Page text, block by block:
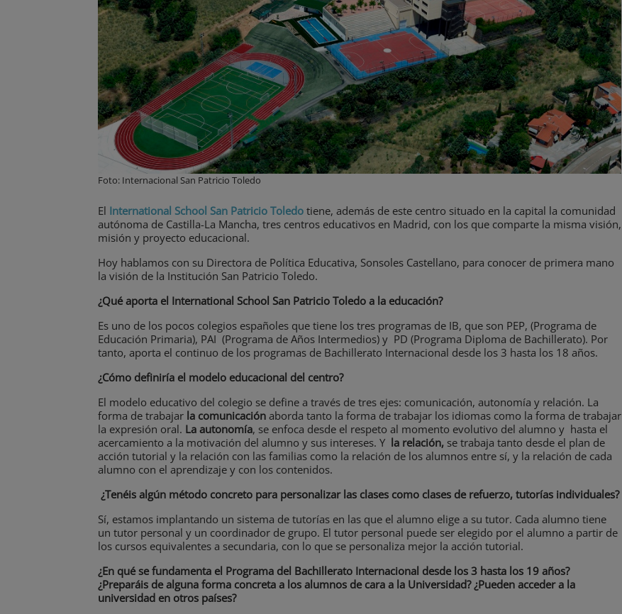
Foto: Internacional San Patricio Toledo
El International School San Patricio Toledo tiene, además de este centro situado en la capital la comunidad
autónoma de Castilla-La Mancha, tres centros educativos en Madrid, con los que comparte la misma visión,
misión y proyecto educacional.
Hoy hablamos con su Directora de Política Educativa, Sonsoles Castellano, para conocer de primera mano
la visión de la Institución San Patricio Toledo.
¿Qué aporta el International School San Patricio Toledo a la educación?
Es uno de los pocos colegios españoles que tiene los tres programas de IB, que son PEP, (Programa de
Educación Primaria), PAI (Programa de Años Intermedios) y PD (Programa Diploma de Bachillerato). Por
tanto, aporta el continuo de los programas de Bachillerato Internacional desde los 3 hasta los 18 años.
¿Cómo definiría el modelo educacional del centro?
El modelo educativo del colegio se define a través de tres ejes: comunicación, autonomía y relación. La
forma de trabajar la comunicación aborda tanto la forma de trabajar los idiomas como la forma de trabajar
la expresión oral. La autonomía, se enfoca desde el respeto al momento evolutivo del alumno y hasta el
acercamiento a la motivación del alumno y sus intereses. Y la relación, se trabaja tanto desde el plan de
acción tutorial y la relación con las familias como la relación de los alumnos entre sí, y la relación de cada
alumno con el aprendizaje y con los contenidos.
¿Tenéis algún método concreto para personalizar las clases como clases de refuerzo, tutorías individuales?
Sí, estamos implantando un sistema de tutorías en las que el alumno elige a su tutor. Cada alumno tiene
un tutor personal y un coordinador de grupo. El tutor personal puede ser elegido por el alumno a partir de
los cursos equivalentes a secundaria, con lo que se personaliza mejor la acción tutorial.
¿En qué se fundamenta el Programa del Bachillerato Internacional desde los 3 hasta los 19 años?
¿Preparáis de alguna forma concreta a los alumnos de cara a la Universidad? ¿Pueden acceder a la
universidad en otros países?